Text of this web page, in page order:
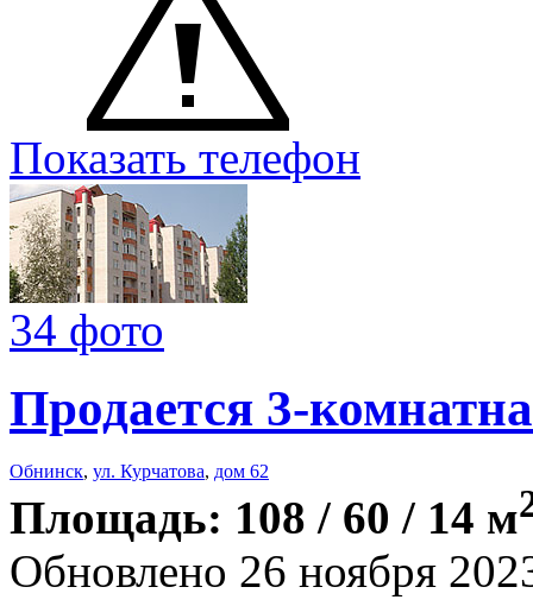
Показать телефон
34 фото
Продается 3-
Обнинск, ул. Курчатова, дом 62
Площадь: 108 / 60 / 14 м
Обновлено 26 ноября